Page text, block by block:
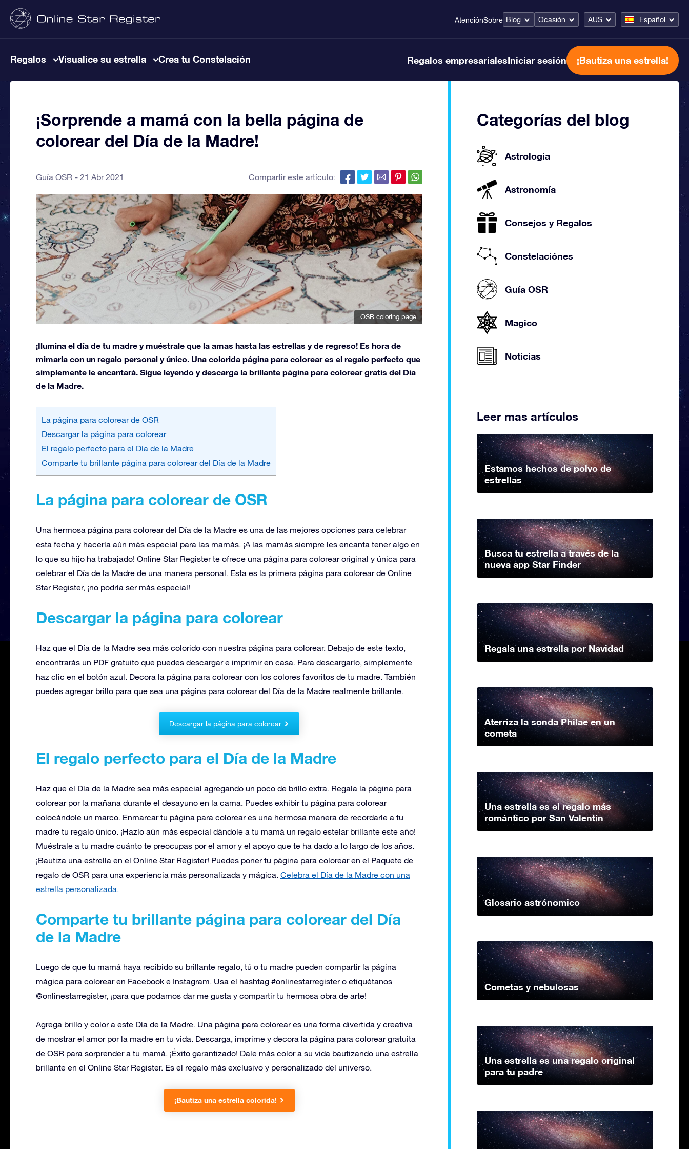
AtenciónSobre Blog Ocasión AUS Español
Regalos Visualice su estrella Crea tu Constelación Regalos empresarialesIniciar sesión ¡Bautiza una estrella!
¡Sorprende a mamá con la bella página de
colorear del Día de la Madre!
Guía OSR 21 Abr 2021 Compartir este artículo:
OSR coloring page
¡Ilumina el día de tu madre y muéstrale que la amas hasta las estrellas y de regreso! Es hora de
mimarla con un regalo personal y único. Una colorida página para colorear es el regalo perfecto que
simplemente le encantará. Sigue leyendo y descarga la brillante página para colorear gratis del Día
de la Madre.
La página para colorear de OSR
Descargar la página para colorear
El regalo perfecto para el Día de la Madre
Comparte tu brillante página para colorear del Día de la Madre
La página para colorear de OSR
Una hermosa página para colorear del Día de la Madre es una de las mejores opciones para celebrar
esta fecha y hacerla aún más especial para las mamás. ¡A las mamás siempre les encanta tener algo en
lo que su hijo ha trabajado! Online Star Register te ofrece una página para colorear original y única para
celebrar el Día de la Madre de una manera personal. Esta es la primera página para colorear de Online
Star Register, ¡no podría ser más especial!
Descargar la página para colorear
Haz que el Día de la Madre sea más colorido con nuestra página para colorear. Debajo de este texto,
encontrarás un PDF gratuito que puedes descargar e imprimir en casa. Para descargarlo, simplemente
haz clic en el botón azul. Decora la página para colorear con los colores favoritos de tu madre. También
puedes agregar brillo para que sea una página para colorear del Día de la Madre realmente brillante.
Descargar la página para colorear
El regalo perfecto para el Día de la Madre
Haz que el Día de la Madre sea más especial agregando un poco de brillo extra. Regala la página para
colorear por la mañana durante el desayuno en la cama. Puedes exhibir tu página para colorear
colocándole un marco. Enmarcar tu página para colorear es una hermosa manera de recordarle a tu
madre tu regalo único. ¡Hazlo aún más especial dándole a tu mamá un regalo estelar brillante este año!
Muéstrale a tu madre cuánto te preocupas por el amor y el apoyo que te ha dado a lo largo de los años.
¡Bautiza una estrella en el Online Star Register! Puedes poner tu página para colorear en el Paquete de
regalo de OSR para una experiencia más personalizada y mágica. Celebra el Día de la Madre con una
estrella personalizada.
Comparte tu brillante página para colorear del Día
de la Madre
Luego de que tu mamá haya recibido su brillante regalo, tú o tu madre pueden compartir la página
mágica para colorear en Facebook e Instagram. Usa el hashtag #onlinestarregister o etiquétanos
@onlinestarregister, ¡para que podamos dar me gusta y compartir tu hermosa obra de arte!
Agrega brillo y color a este Día de la Madre. Una página para colorear es una forma divertida y creativa
de mostrar el amor por la madre en tu vida. Descarga, imprime y decora la página para colorear gratuita
de OSR para sorprender a tu mamá. ¡Éxito garantizado! Dale más color a su vida bautizando una estrella
brillante en el Online Star Register. Es el regalo más exclusivo y personalizado del universo.
¡Bautiza una estrella colorida!
Categorías del blog
Astrologia
Astronomía
Consejos y Regalos
Constelaciónes
Guía OSR
Magico
Noticias
Leer mas artículos
Estamos hechos de polvo de
estrellas
Busca tu estrella a través de la
nueva app Star Finder
Regala una estrella por Navidad
Aterriza la sonda Philae en un
cometa
Una estrella es el regalo más
romántico por San Valentín
Glosario astrónomico
Cometas y nebulosas
Una estrella es una regalo original
para tu padre